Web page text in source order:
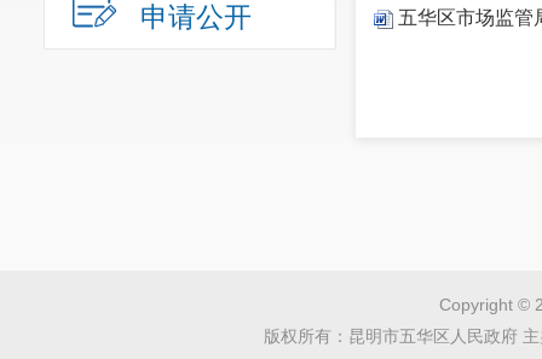
申请公开
五华区市场监管
Copyright ©
版权所有：昆明市五华区人民政府